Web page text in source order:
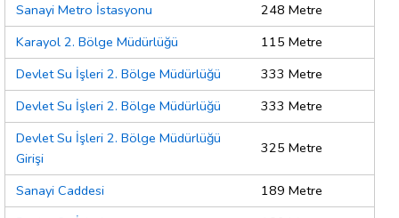
Sanayi Metro İstasyonu
248 Metre
Karayol 2. Bölge Müdürlüğü
115 Metre
Devlet Su İşleri 2. Bölge Müdürlüğü
333 Metre
Devlet Su İşleri 2. Bölge Müdürlüğü
333 Metre
Devlet Su İşleri 2. Bölge Müdürlüğü
Girişi
325 Metre
Sanayi Caddesi
189 Metre